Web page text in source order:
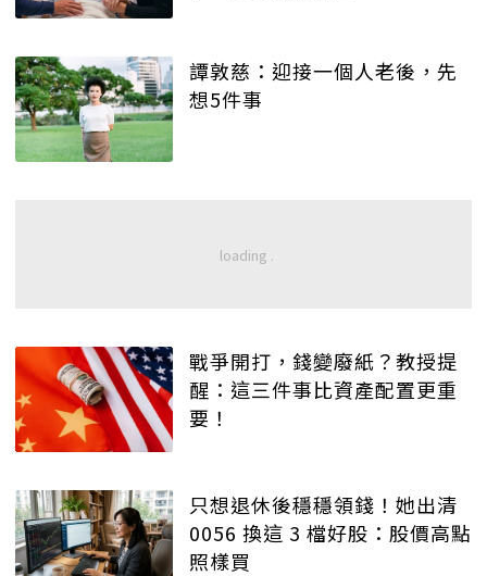
譚敦慈：迎接一個人老後，先
想5件事
戰爭開打，錢變廢紙？教授提
醒：這三件事比資產配置更重
要！
只想退休後穩穩領錢！她出清
0056 換這 3 檔好股：股價高點
照樣買